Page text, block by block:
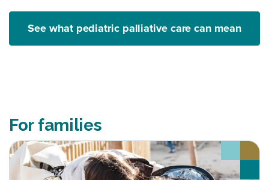
See what pediatric palliative care can mean
For families